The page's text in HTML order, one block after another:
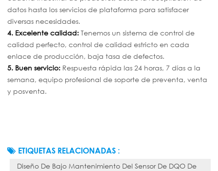
datos hasta los servicios de plataforma para satisfacer
diversas necesidades.
4. Excelente calidad: Tenemos un sistema de control de
calidad perfecto, control de calidad estricto en cada
enlace de producción, baja tasa de defectos.
5. Buen servicio: Respuesta rápida las 24 horas, 7 días a la
semana, equipo profesional de soporte de preventa, venta
y posventa.
ETIQUETAS RELACIONADAS :
Diseño De Bajo Mantenimiento Del Sensor De DQO De